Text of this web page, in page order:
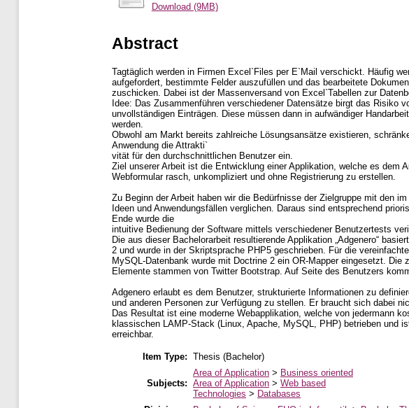
Download (9MB)
Abstract
Tagtäglich werden in Firmen Excel`Files per E`Mail verschickt. Häufig
aufgefordert, bestimmte Felder auszufüllen und das bearbeitete
zuschicken. Dabei ist der Massenversand von Excel`Tabellen zur
Idee: Das Zusammenführen verschiedener Datensätze birgt das Risiko
unvollständigen Einträgen. Diese müssen dann in aufwändiger
werden.
Obwohl am Markt bereits zahlreiche Lösungsansätze existieren,
Anwendung die Attrakti`
vität für den durchschnittlichen Benutzer ein.
Ziel unserer Arbeit ist die Entwicklung einer Applikation, welche es dem
Webformular rasch, unkompliziert und ohne Registrierung zu erstellen.
Zu Beginn der Arbeit haben wir die Bedürfnisse der Zielgruppe mit den
Ideen und Anwendungsfällen verglichen. Daraus sind entsprechend
Ende wurde die
intuitive Bedienung der Software mittels verschiedener Benutzertests
Die aus dieser Bachelorarbeit resultierende Applikation „Adgenero“
2 und wurde in der Skriptsprache PHP5 geschrieben. Für die
MySQL-Datenbank wurde mit Doctrine 2 ein OR-Mapper eingesetzt. Die
Elemente stammen von Twitter Bootstrap. Auf Seite des Benutzers
Adgenero erlaubt es dem Benutzer, strukturierte Informationen zu
und anderen Personen zur Verfügung zu stellen. Er braucht sich dabei
Das Resultat ist eine moderne Webapplikation, welche von jedermann
klassischen LAMP-Stack (Linux, Apache, MySQL, PHP) betrieben und
erreichbar.
Item Type: Thesis (Bachelor)
Subjects:
Area of Application > Business oriented
Area of Application > Web based
Technologies > Databases